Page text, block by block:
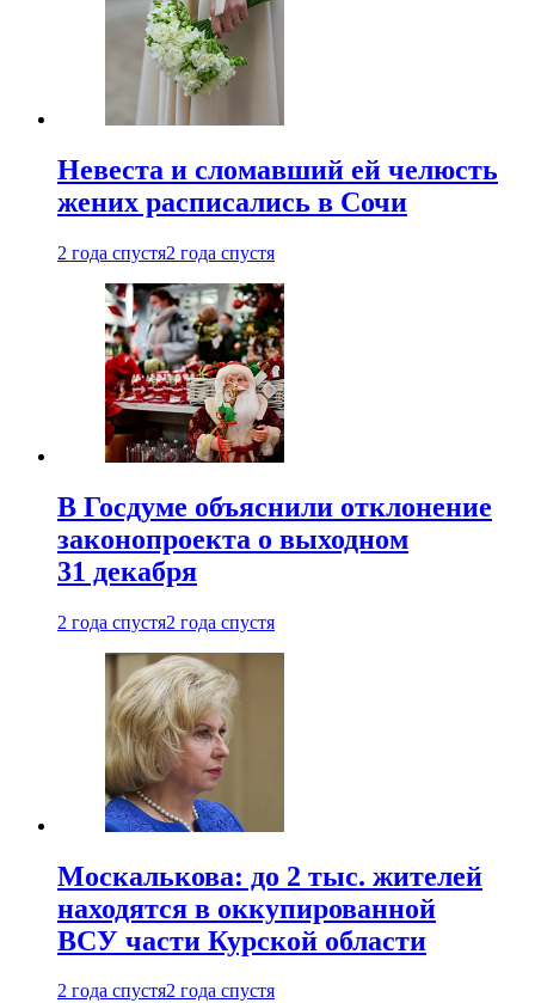
Невеста и сломавший ей челюсть
жених расписались в Сочи
2 года спустя2 года спустя
В Госдуме объяснили отклонение
законопроекта о выходном
31 декабря
2 года спустя2 года спустя
Москалькова: до 2 тыс. жителей
находятся в оккупированной
ВСУ части Курской области
2 года спустя2 года спустя